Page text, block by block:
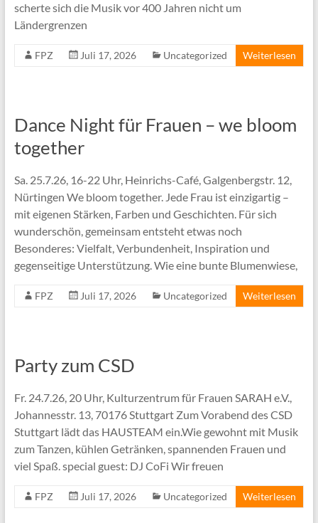
scherte sich die Musik vor 400 Jahren nicht um
Ländergrenzen
FPZ Juli 17, 2026 Uncategorized Weiterlesen
Dance Night für Frauen – we bloom
together
Sa. 25.7.26, 16-22 Uhr, Heinrichs-Café, Galgenbergstr. 12,
Nürtingen We bloom together. Jede Frau ist einzigartig –
mit eigenen Stärken, Farben und Geschichten. Für sich
wunderschön, gemeinsam entsteht etwas noch
Besonderes: Vielfalt, Verbundenheit, Inspiration und
gegenseitige Unterstützung. Wie eine bunte Blumenwiese,
FPZ Juli 17, 2026 Uncategorized Weiterlesen
Party zum CSD
Fr. 24.7.26, 20 Uhr, Kulturzentrum für Frauen SARAH e.V.,
Johannesstr. 13, 70176 Stuttgart Zum Vorabend des CSD
Stuttgart lädt das HAUSTEAM ein.Wie gewohnt mit Musik
zum Tanzen, kühlen Getränken, spannenden Frauen und
viel Spaß. special guest: DJ CoFi Wir freuen
FPZ Juli 17, 2026 Uncategorized Weiterlesen